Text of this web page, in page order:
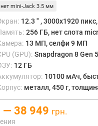
нет mini-Jack 3.5 мм
12.3 ″ , 3000x1920
256 ГБ, нет слота
13 МП, селфи 9 МП
(GPU): Snapdragon 8 Gen
12 ГБ
10100 мАч,
металл, 450 г,
— 38 949 грн.